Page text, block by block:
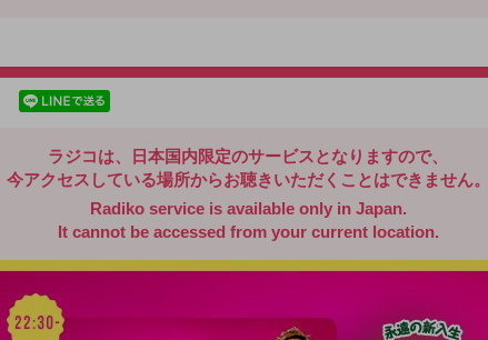
ラジコは、日本国内限定のサービスとなりますので、
今アクセスしている場所からお聴きいただくことはできません。
Radiko service is available only in Japan.
It cannot be accessed from your current location.